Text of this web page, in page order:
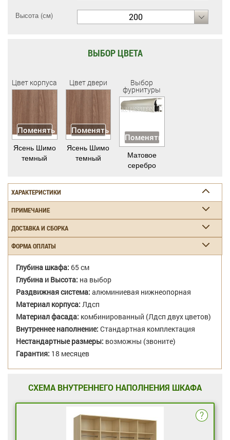
Высота (см) 200
ВЫБОР ЦВЕТА
Цвет корпуса
Поменять
Ясень Шимо
темный
Цвет двери
Поменять
Ясень Шимо
темный
Выбор
фурнитуры
Поменять
Матовое
серебро
ХАРАКТЕРИСТИКИ
ПРИМЕЧАНИЕ
ДОСТАВКА И СБОРКА
ФОРМА ОПЛАТЫ
Глубина шкафа: 65 см
Глубина и Высота: на выбор
Раздвижная система: алюминиевая нижнеопорная
Материал корпуса: Лдсп
Материал фасада: комбинированный (Лдсп двух цветов)
Внутреннее наполнение: Стандартная комплектация
Нестандартные размеры: возможны (звоните)
Гарантия: 18 месяцев
СХЕМА ВНУТРЕННЕГО НАПОЛНЕНИЯ ШКАФА